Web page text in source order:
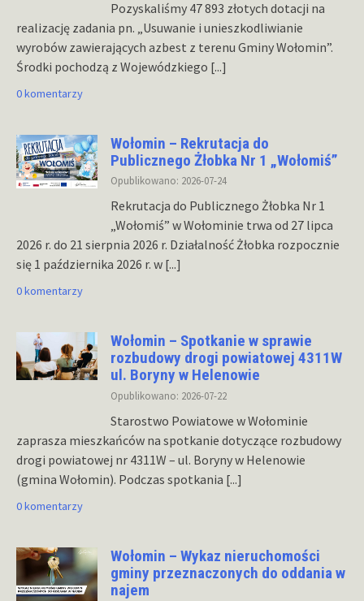
Pozyskaliśmy 47 893 złotych dotacji na
realizację zadania pn. „Usuwanie i unieszkodliwianie
wyrobów zawierających azbest z terenu Gminy Wołomin”.
Środki pochodzą z Wojewódzkiego [...]
0 komentarzy
Wołomin – Rekrutacja do
Publicznego Żłobka Nr 1 „Wołomiś”
Opublikowano: 2026-07-24
Rekrutacja do Publicznego Żłobka Nr 1
„Wołomiś” w Wołominie trwa od 27 lipca
2026 r. do 21 sierpnia 2026 r. Działalność Żłobka rozpocznie
się 1 października 2026 r. w [...]
0 komentarzy
Wołomin – Spotkanie w sprawie
rozbudowy drogi powiatowej 4311W
ul. Boryny w Helenowie
Opublikowano: 2026-07-22
Starostwo Powiatowe w Wołominie
zaprasza mieszkańców na spotkanie dotyczące rozbudowy
drogi powiatowej nr 4311W – ul. Boryny w Helenowie
(gmina Wołomin). Podczas spotkania [...]
0 komentarzy
Wołomin – Wykaz nieruchomości
gminy przeznaczonych do oddania w
najem